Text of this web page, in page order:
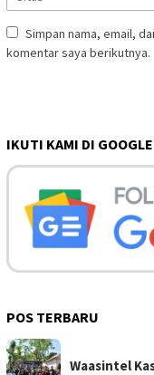
Simpan nama, email,
komentar saya berikutnya.
IKUTI KAMI DI
POS TERBARU
Waasintel